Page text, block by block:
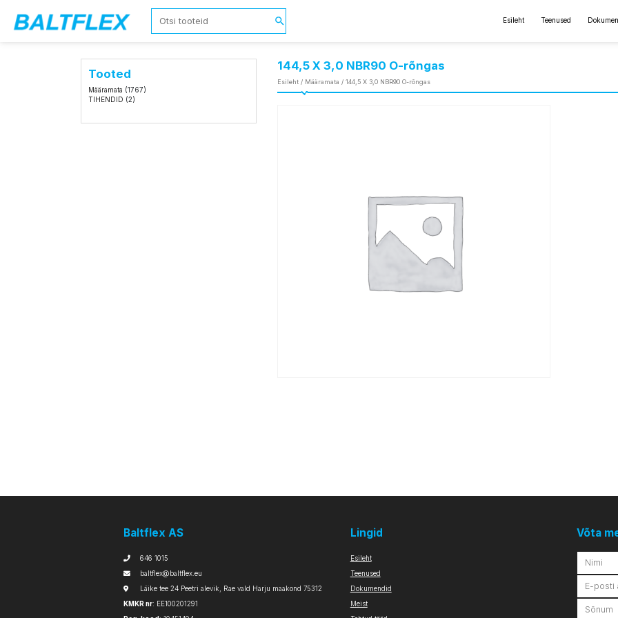
Esileht Teenused
Tooted
Määramata (1767)
TIHENDID (2)
144,5 X 3,0 NBR90 O-rõngas
Esileht / Määramata / 144,5 X 3,0 NBR90 O-rõngas
Baltflex AS
646 1015
baltflex@baltflex.eu
Läike tee 24 Peetri alevik, Rae vald Harju maakond 75312
KMKR nr: EE100201291
Lingid
Esileht
Teenused
Dokumendid
Meist
Võta